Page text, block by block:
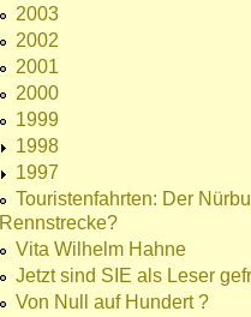
2003
2002
2001
2000
1999
1998
1997
Touristenfahrten: Der
Rennstrecke?
Vita Wilhelm Hahne
Jetzt sind SIE als Leser
Von Null auf Hundert ?